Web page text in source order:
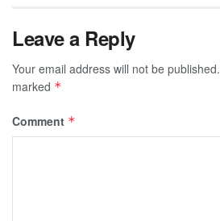
Leave a Reply
Your email address will not be published.
marked *
Comment *